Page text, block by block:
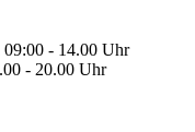
- 14.00 Uhr
- 20.00 Uhr